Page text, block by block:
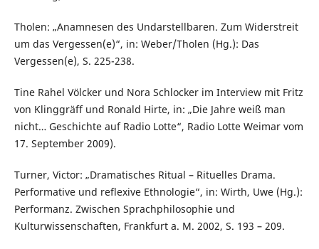
Tholen: „Anamnesen des Undarstellbaren. Zum Widerstreit
um das Vergessen(e)“, in: Weber/Tholen (Hg.): Das
Vergessen(e), S. 225-238.
Tine Rahel Völcker und Nora Schlocker im Interview mit Fritz
von Klinggräff und Ronald Hirte, in: „Die Jahre weiß man
nicht… Geschichte auf Radio Lotte“, Radio Lotte Weimar vom
17. September 2009).
Turner, Victor: „Dramatisches Ritual – Rituelles Drama.
Performative und reflexive Ethnologie“, in: Wirth, Uwe (Hg.):
Performanz. Zwischen Sprachphilosophie und
Kulturwissenschaften, Frankfurt a. M. 2002, S. 193 – 209.